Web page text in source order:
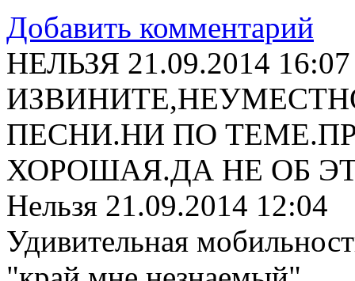
Добавить комментарий
НЕЛЬЗЯ 21.09.2014 16:07
ИЗВИНИТЕ,НЕУМЕС
ПЕСНИ.НИ ПО
ХОРОШАЯ.ДА НЕ ОБ
Нельзя 21.09.2014 12:04
Удивительная